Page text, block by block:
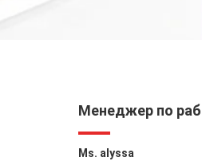
Менеджер по
Ms. alyssa